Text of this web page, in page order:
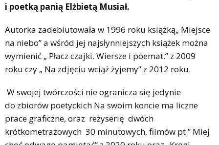
i poetką panią Elżbietą Musiał.
Autorka zadebiutowała w 1996 roku książką„ Miejsce
na niebo” a wśród jej najsłynniejszych książek można
wymienić „ Płacz czajki. Wiersze i poemat.” z 2009
roku czy „ Na zdjęciu wciąż żyjemy” z 2012 roku.
W swojej twórczości nie ogranicza się jedynie
do zbiorów poetyckich Na swoim koncie ma liczne
prace graficzne, oraz reżyserię dwóch
krótkometrażowych 30 minutowych, filmów pt ” Miej